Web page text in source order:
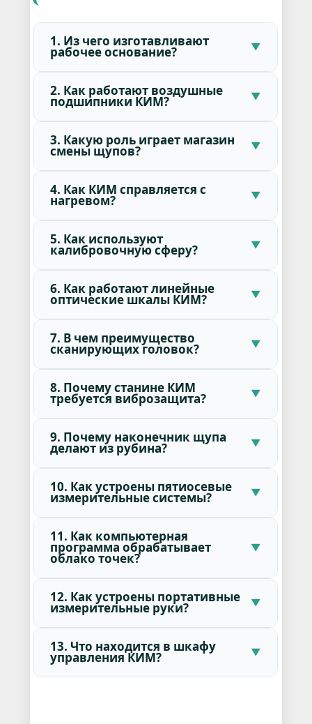
1. Из чего изготавливают
рабочее основание?
2. Как работают воздушные
подшипники КИМ?
3. Какую роль играет магазин
смены щупов?
4. Как КИМ справляется с
нагревом?
5. Как используют
калибровочную сферу?
6. Как работают линейные
оптические шкалы КИМ?
7. В чем преимущество
сканирующих головок?
8. Почему станине КИМ
требуется виброзащита?
9. Почему наконечник щупа
делают из рубина?
10. Как устроены пятиосевые
измерительные системы?
11. Как компьютерная
программа обрабатывает
облако точек?
12. Как устроены портативные
измерительные руки?
13. Что находится в шкафу
управления КИМ?